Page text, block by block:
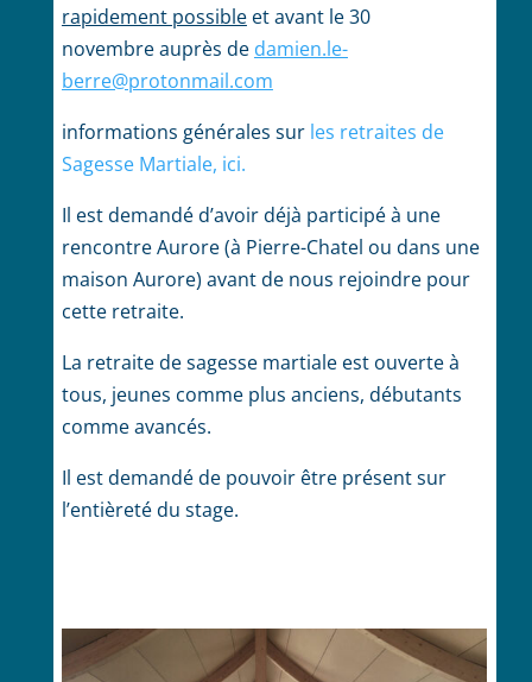
rapidement possibleet avant le 30
novembre auprès de damien.le-
berre@protonmail.com
informations générales sur les retraites de
Sagesse Martiale, ici.
Il est demandé d’avoir déjà participé à une
rencontre Aurore (à Pierre-Chatel ou dans une
maison Aurore) avant de nous rejoindre pour
cette retraite.
La retraite de sagesse martiale est ouverte à
tous, jeunes comme plus anciens, débutants
comme avancés.
Il est demandé de pouvoir être présent sur
l’entièreté du stage.